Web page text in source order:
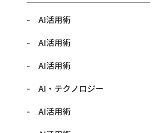
AI活用術
AI活用術
AI活用術
​AI・テクノロジー
​AI活用術